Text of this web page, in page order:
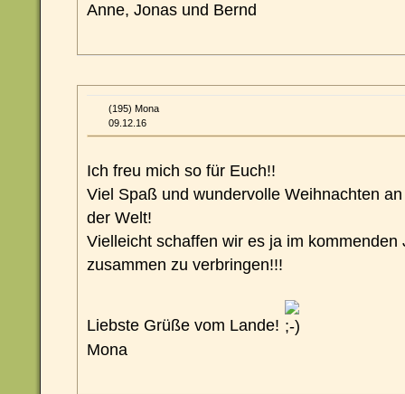
Anne, Jonas und Bernd
(195) Mona
09.12.16
Ich freu mich so für Euch!!
Viel Spaß und wundervolle Weihnachten
der Welt!
Vielleicht schaffen wir es ja im
zusammen zu verbringen!!!
Liebste Grüße vom Lande!
Mona